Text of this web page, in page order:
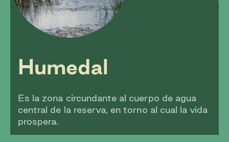
Humedal
Es la zona circundante al cuerpo de agua
central de la reserva, en torno al cual la vida
prospera.